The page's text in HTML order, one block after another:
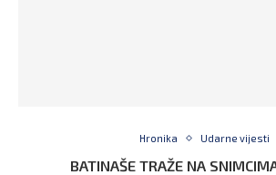
Hronika Udarne vijesti
BATINAŠE TRAŽE NA